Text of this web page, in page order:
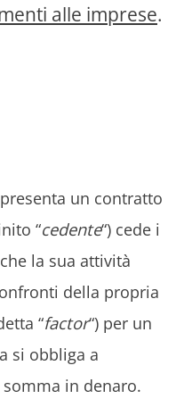
alle imprese.
un contratto
“cedente“) cede i
la sua attività
della propria
“factor“) per un
si obbliga a
in denaro.